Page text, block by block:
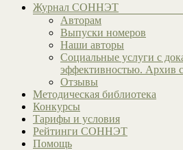
Журнал СОННЭТ
Авторам
Выпуски номеров
Наши авторы
Социальные услуги с
эффективностью. Архив
Отзывы
Методическая библиотека
Конкурсы
Тарифы и условия
Рейтинги СОННЭТ
Помощь